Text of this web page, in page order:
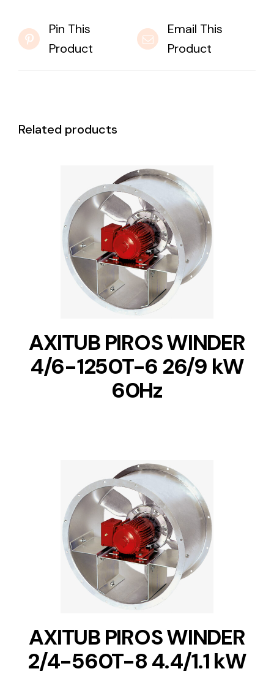
Pin This
Product
Email This
Product
Related products
DETAILS
AXITUB PIROS WINDER
4/6-1250T-6 26/9 kW
60Hz
DETAILS
AXITUB PIROS WINDER
2/4-560T-8 4.4/1.1 kW